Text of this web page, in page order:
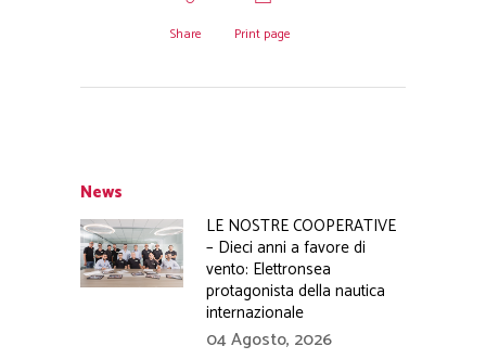
Share Print page
News
LE NOSTRE COOPERATIVE
– Dieci anni a favore di
vento: Elettronsea
protagonista della nautica
internazionale
04 Agosto, 2026